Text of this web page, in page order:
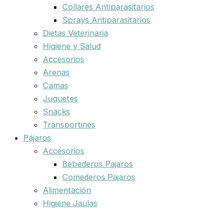
Collares Antiparasitarios
Sprays Antiparasitarios
Dietas Veterinaria
Higiene y Salud
Accesorios
Arenas
Camas
Juguetes
Snacks
Transportines
Pájaros
Accesorios
Bebederos Pajaros
Comederos Pajaros
Alimentación
Higiene Jaulas